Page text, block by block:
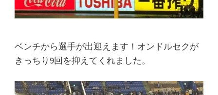
ベンチから選手が出迎えます！オンドルセクが
きっちり9回を抑えてくれました。